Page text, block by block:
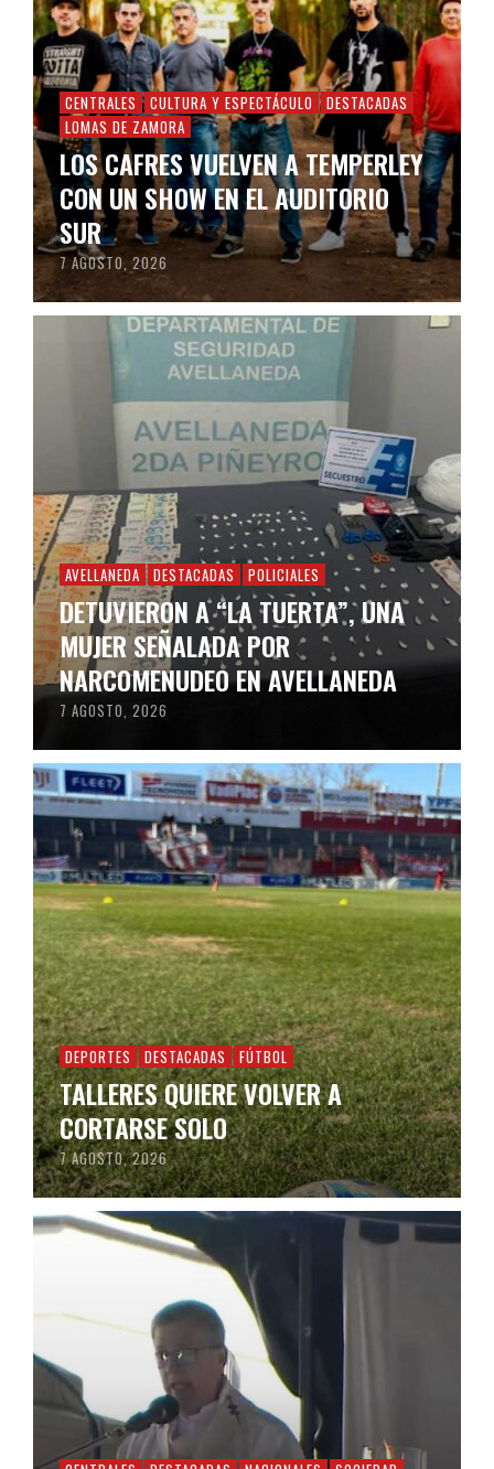
CENTRALES CULTURA Y ESPECTÁCULO
DESTACADAS
LOMAS DE ZAMORA
LOS CAFRES VUELVEN A TEMPERLEY
CON UN SHOW EN EL AUDITORIO
SUR
7 AGOSTO, 2026
AVELLANEDA DESTACADAS POLICIALES
DETUVIERON A “LA TUERTA”, UNA
MUJER SEÑALADA POR
NARCOMENUDEO EN AVELLANEDA
7 AGOSTO, 2026
DEPORTES DESTACADAS FÚTBOL
TALLERES QUIERE VOLVER A
CORTARSE SOLO
7 AGOSTO, 2026